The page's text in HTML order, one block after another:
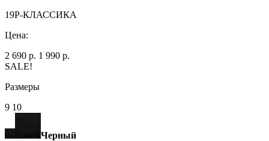
19Р-КЛАССИКА
Цена:
2 690 р. 1 990 р.
SALE!
Размеры
9 10
Черный